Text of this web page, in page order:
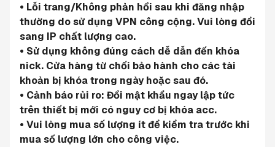
• Lỗi trang/Không phản hồi sau khi đăng nhập
thường do sử dụng VPN công cộng. Vui lòng đổi
sang IP chất lượng cao.
• Sử dụng không đúng cách dễ dẫn đến khóa
nick. Cửa hàng từ chối bảo hành cho các tài
khoản bị khóa trong ngày hoặc sau đó.
• Cảnh báo rủi ro: Đổi mật khẩu ngay lập tức
trên thiết bị mới có nguy cơ bị khóa acc.
• Vui lòng mua số lượng ít để kiểm tra trước khi
mua số lượng lớn cho công việc.